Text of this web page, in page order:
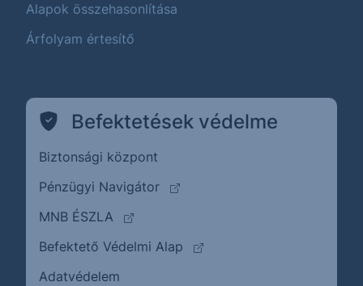
Alapok összehasonlítása
Árfolyam értesítő
Befektetések védelme
Biztonsági központ
Pénzügyi Navigátor
(külső oldalra ugrik)
MNB ÉSZLA
(külső oldalra ugrik)
Befektető Védelmi Alap
(külső oldalra ugrik)
Adatvédelem